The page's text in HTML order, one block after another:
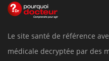
Le site santé de référence
médicale decryptée par des